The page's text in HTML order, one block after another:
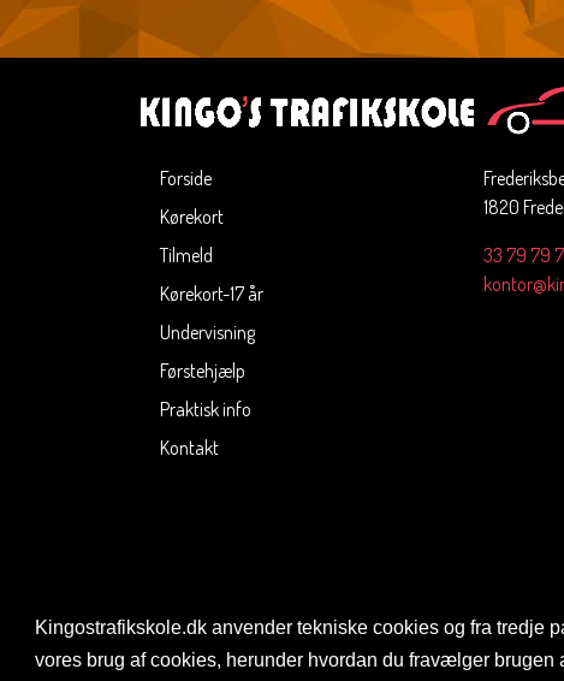
Kingostrafikskole.dk anvender tekniske cookies og fra tredje
vores brug af cookies, herunder hvordan du fravælger brugen
Forside
Kørekort
Tilmeld
Kørekort-17 år
Undervisning
Førstehjælp
Praktisk info
Kontakt
1820
33 79 79
©Copyright 2026. All rights reserved. Cookies